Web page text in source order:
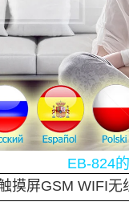
EB-824
摸屏GSM WIFI无